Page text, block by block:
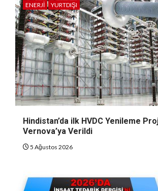
ENERJI YURTDIŞI
Hindistan’da ilk HVDC Yenileme
Vernova’ya Verildi
5 Ağustos 2026